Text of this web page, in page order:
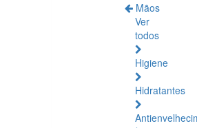
Mãos
Ver
todos
Higiene
Hidratantes